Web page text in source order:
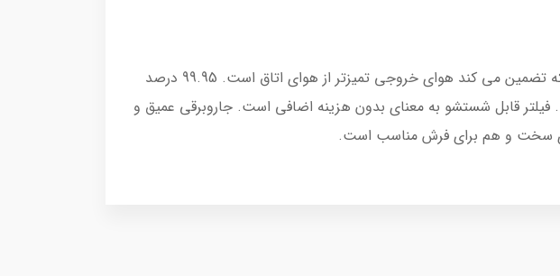
ما معتقدیم کیفیت هوای خوب مهم است. به راحتی هوا را با یک فیلتر HEPA بهبود دهید که تضمین می کند هوای خروجی تمیزتر از هوای اتاق است. 99.95 درصد
فیلتر قابل شستشو به معنای بدون هزینه اضافی است. جاروبرقی عمیق و